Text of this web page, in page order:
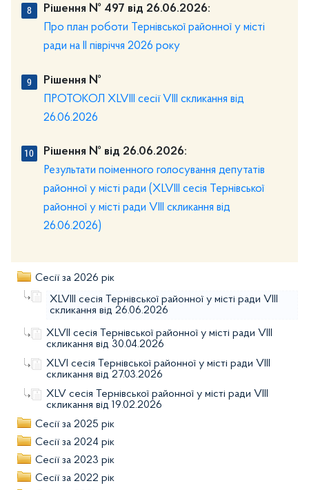
Рішення № 497 від 26.06.2026:
Про план роботи Тернівської районної у місті
ради на ІІ півріччя 2026 року
Рішення №
ПРОТОКОЛ XLVІІІ сесії VIIІ скликання від
26.06.2026
Рішення № від 26.06.2026:
Результати поіменного голосування депутатів
районної у місті ради (XLVІІІ сесія Тернівської
районної у місті ради VIIІ скликання від
26.06.2026)
Сесії за 2026 рік
ХLVІІІ сесія Тернівської районної у місті ради VІІІ
скликання від 26.06.2026
ХLVІІ сесія Тернівської районної у місті ради VІІІ
скликання від 30.04.2026
XLVІ сесія Тернівської районної у місті ради VIIІ
скликання від 27.03.2026
XLV сесія Тернівської районної у місті ради VIIІ
скликання від 19.02.2026
Сесії за 2025 рік
Сесії за 2024 рік
Сесії за 2023 рік
Сесії за 2022 рік